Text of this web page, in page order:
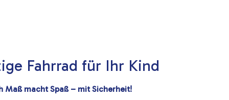
Fahrrad für Ihr Kind
Maß macht Spaß – mit Sicherheit!